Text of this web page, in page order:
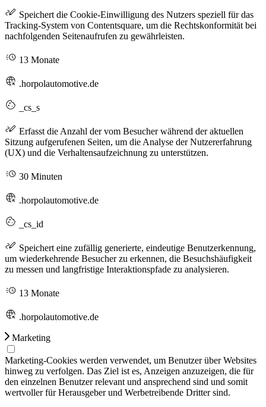
Speichert die Cookie-Einwilligung des Nutzers speziell für das
Tracking-System von Contentsquare, um die Rechtskonformität bei
nachfolgenden Seitenaufrufen zu gewährleisten.
13 Monate
.horpolautomotive.de
_cs_s
Erfasst die Anzahl der vom Besucher während der aktuellen
Sitzung aufgerufenen Seiten, um die Analyse der Nutzererfahrung
(UX) und die Verhaltensaufzeichnung zu unterstützen.
30 Minuten
.horpolautomotive.de
_cs_id
Speichert eine zufällig generierte, eindeutige Benutzerkennung,
um wiederkehrende Besucher zu erkennen, die Besuchshäufigkeit
zu messen und langfristige Interaktionspfade zu analysieren.
13 Monate
.horpolautomotive.de
Marketing
Marketing-Cookies werden verwendet, um Benutzer über Websites
hinweg zu verfolgen. Das Ziel ist es, Anzeigen anzuzeigen, die für
den einzelnen Benutzer relevant und ansprechend sind und somit
wertvoller für Herausgeber und Werbetreibende Dritter sind.